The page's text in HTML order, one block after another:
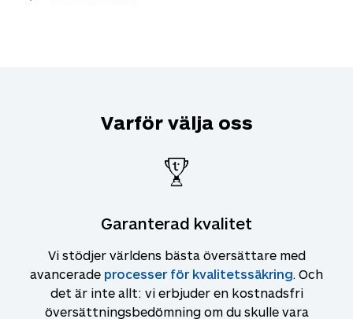
Varför välja oss
Garanterad kvalitet
Vi stödjer världens bästa översättare med
avancerade processer för kvalitetssäkring. Och
det är inte allt: vi erbjuder en kostnadsfri
översättningsbedömning om du skulle vara